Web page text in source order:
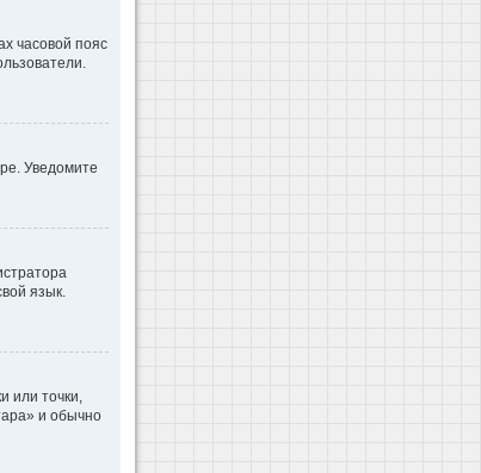
часовой пояс
Уведомите
язык.
или точки,
и обычно